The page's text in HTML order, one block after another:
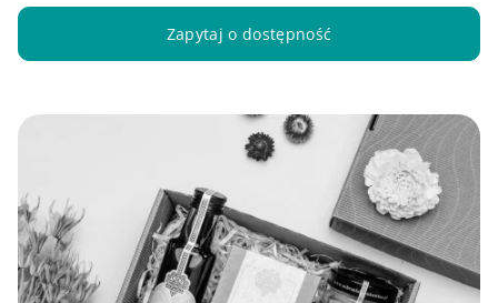
Zapytaj o dostępność